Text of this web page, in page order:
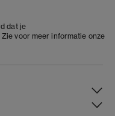
dat je
voor meer informatie onze